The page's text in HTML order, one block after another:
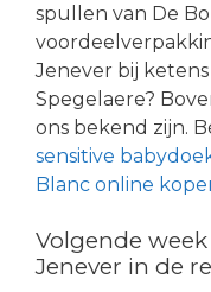
spullen van De
Jenever bij
Spegelaere?
ons bekend zijn.
sensitive
Blanc online
Volgende
Jenever in de